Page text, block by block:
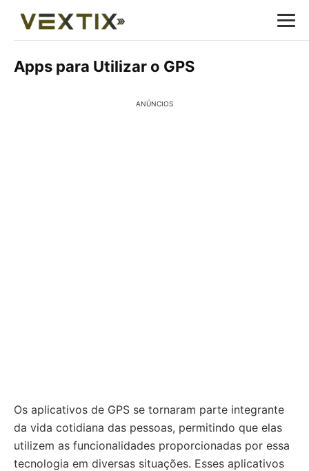
Apps para Utilizar o GPS
ANÚNCIOS
Os aplicativos de GPS se tornaram parte integrante
da vida cotidiana das pessoas, permitindo que elas
utilizem as funcionalidades proporcionadas por essa
tecnologia em diversas situações. Esses aplicativos